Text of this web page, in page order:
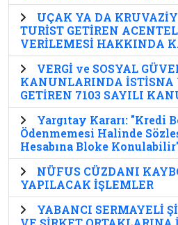
UÇAK YA DA
TURİST GETİREN
VERİLEMESİ HAKKINDA
VERGİ ve SOSYAL
KANUNLARINDA İSTİSNA
GETİREN 7103 SAYILI
Yargıtay Kararı: "Kredi
Ödenmemesi Halinde
Hesabına Bloke
NÜFUS CÜZDANI
YAPILACAK İŞLEMLER
YABANCI SERMAYELİ